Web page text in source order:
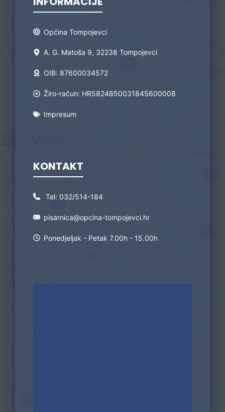
Općina Tompojevci
A. G. Matoša 9, 32238 Tompojevci
OIB: 87600034572
Žiro-račun: HR5824850031845600008
Impresum
KONTAKT
Tel: 032/514-184
pisarnica@opcina-tompojevci.hr
Ponedjeljak - Petak 7.00h - 15.00h